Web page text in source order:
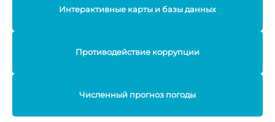
Интерактивные карты и базы данных
Противодействие коррупции
Численный прогноз погоды